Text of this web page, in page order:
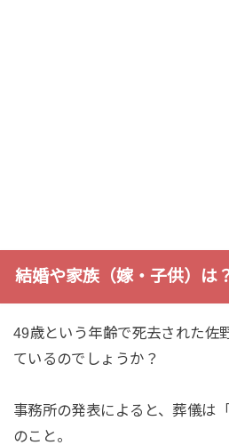
結婚や家族（嫁・子供）は
49歳という年齢で死去された佐
ているのでしょうか？
事務所の発表によると、葬儀は
のこと。